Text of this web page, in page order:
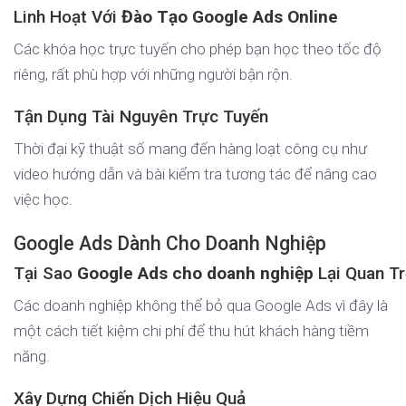
Linh Hoạt Với Đào Tạo Google Ads Online
Các khóa học trực tuyến cho phép bạn học theo tốc độ
riêng, rất phù hợp với những người bận rộn.
Tận Dụng Tài Nguyên Trực Tuyến
Thời đại kỹ thuật số mang đến hàng loạt công cụ như
video hướng dẫn và bài kiểm tra tương tác để nâng cao
việc học.
Google Ads Dành Cho Doanh Nghiệp
Tại Sao Google Ads cho doanh nghiệp Lại Quan
Các doanh nghiệp không thể bỏ qua Google Ads vì đây là
một cách tiết kiệm chi phí để thu hút khách hàng tiềm
năng.
Xây Dựng Chiến Dịch Hiệu Quả